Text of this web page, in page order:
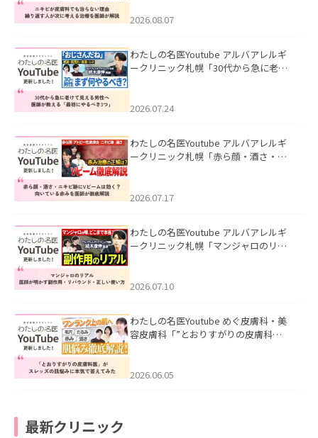
ました。
2026.08.07
わたしの名医Youtube アルバアレルギ
ークリニック札幌「30代から急に老け
た。
2026.07.24
わたしの名医Youtube アルバアレルギ
ークリニック札幌「赤ら顔・酒さ・ニ
した。
2026.07.17
わたしの名医Youtube アルバアレルギ
ークリニック札幌「マンジャロのリア
た。
2026.07.10
わたしの名医Youtube めぐ皮膚科・美
容皮膚科「”とおりすがりの皮膚科
2026.06.05
最新クリニック